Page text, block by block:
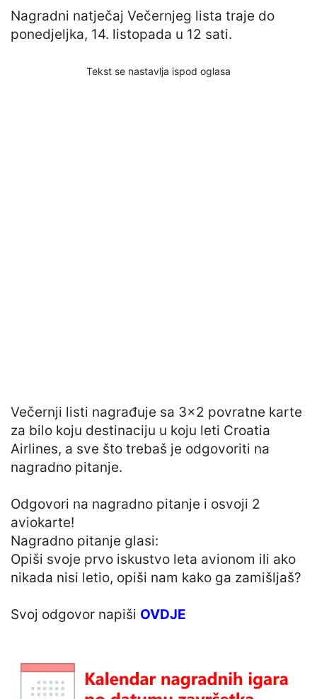
Nagradni natječaj Večernjeg lista traje do
ponedjeljka, 14. listopada u 12 sati.
Tekst se nastavlja ispod oglasa
Večernji listi nagrađuje sa 3×2 povratne karte
za bilo koju destinaciju u koju leti Croatia
Airlines, a sve što trebaš je odgovoriti na
nagradno pitanje.
Odgovori na nagradno pitanje i osvoji 2
aviokarte!
Nagradno pitanje glasi:
Opiši svoje prvo iskustvo leta avionom ili ako
nikada nisi letio, opiši nam kako ga zamišljaš?
Svoj odgovor napiši OVDJE